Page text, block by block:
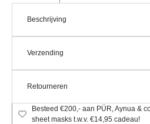
Beschrijving
Verzending
Retourneren
Besteed €200,- aan PÜR, Aynua &
sheet masks t.w.v. €14,95 cadeau!